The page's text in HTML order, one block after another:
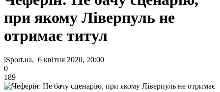
при якому Ліверпуль не
отримає титул
iSport.ua, 6 квітня 2020, 20:00
0
189